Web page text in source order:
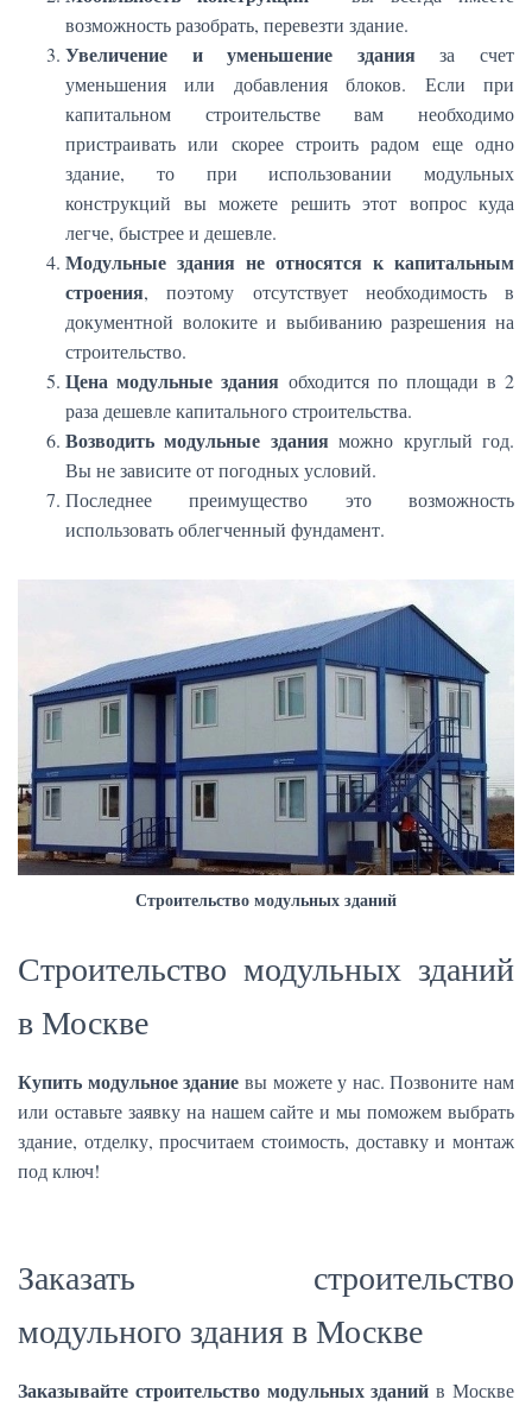
возможность разобрать, перевезти здание.
Увеличение и уменьшение зданияза счет
уменьшения или добавления блоков. Если при
капитальном строительстве вам необходимо
пристраивать или скорее строить радом еще одно
здание, то при использовании модульных
конструкций вы можете решить этот вопрос куда
легче, быстрее и дешевле.
Модульные здания не относятся к капитальным
строения, поэтому отсутствует необходимость в
документной волоките и выбиванию разрешения на
строительство.
Цена модульные здания обходится по площади в 2
раза дешевле капитального строительства.
Возводить модульные зданияможно круглый год.
Вы не зависите от погодных условий.
Последнее преимущество это возможность
использовать облегченный фундамент.
Строительство модульных зданий
Строительство модульных зданий
в Москве
Купить модульное здание вы можете у нас. Позвоните нам
или оставьте заявку на нашем сайте и мы поможем выбрать
здание, отделку, просчитаем стоимость, доставку и монтаж
под ключ!
Заказать строительство
модульного здания в Москве
Заказывайте строительство модульных зданийв Москве